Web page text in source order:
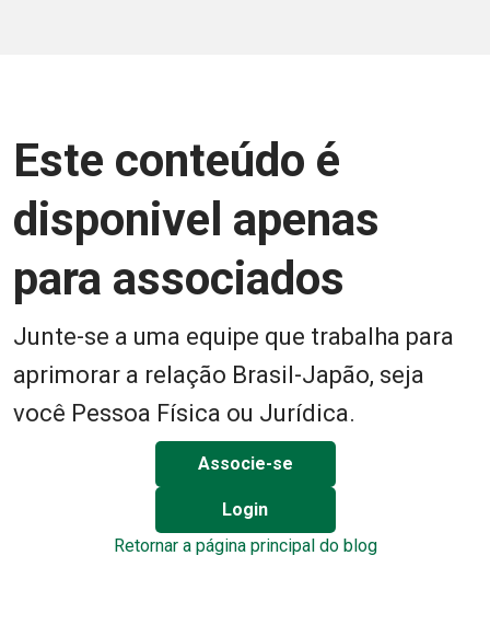
Este conteúdo é
disponivel apenas
para associados
Junte-se a uma equipe que trabalha para
aprimorar a relação Brasil-Japão, seja
você Pessoa Física ou Jurídica.
Associe-se
Login
Retornar a página principal do blog